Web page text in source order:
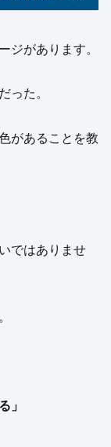
ジがあります。
った。
があることを教
ではありませ
」